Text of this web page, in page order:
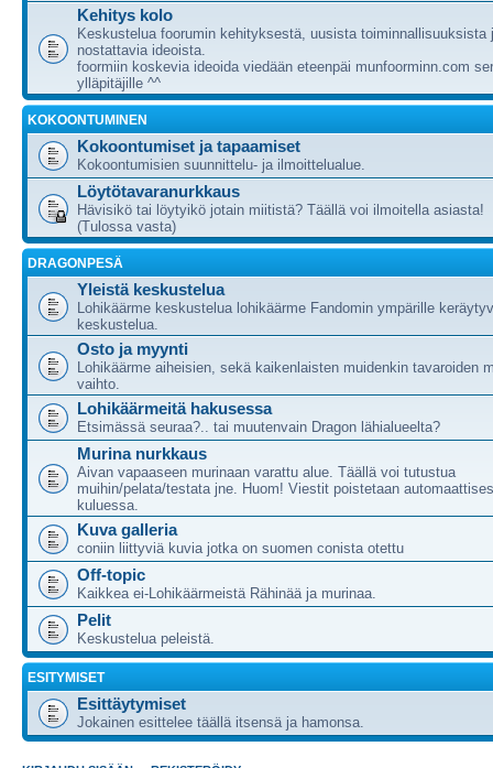
Kehitys kolo
Keskustelua foorumin kehityksestä, uusista toiminnallisuuksista
nostattavia ideoista.
foormiin koskevia ideoida viedään eteenpäi munfoorminn.com
ylläpitäjille ^^
KOKOONTUMINEN
Kokoontumiset ja tapaamiset
Kokoontumisien suunnittelu- ja ilmoittelualue.
Löytötavaranurkkaus
Hävisikö tai löytyikö jotain miitistä? Täällä voi ilmoitella asiasta!
(Tulossa vasta)
DRAGONPESÄ
Yleistä keskustelua
Lohikäärme keskustelua lohikäärme Fandomin ympärille
keskustelua.
Osto ja myynti
Lohikäärme aiheisien, sekä kaikenlaisten muidenkin tavaroiden
vaihto.
Lohikäärmeitä hakusessa
Etsimässä seuraa?.. tai muutenvain Dragon lähialueelta?
Murina nurkkaus
Aivan vapaaseen murinaan varattu alue. Täällä voi tutustua
muihin/pelata/testata jne. Huom! Viestit poistetaan
kuluessa.
Kuva galleria
coniin liittyviä kuvia jotka on suomen conista otettu
Off-topic
Kaikkea ei-Lohikäärmeistä Rähinää ja murinaa.
Pelit
Keskustelua peleistä.
ESITYMISET
Esittäytymiset
Jokainen esittelee täällä itsensä ja hamonsa.